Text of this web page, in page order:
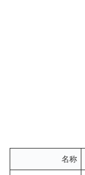
名称